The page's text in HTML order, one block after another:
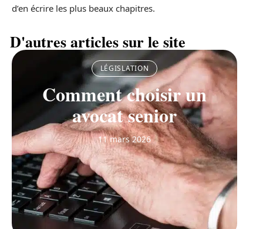
d’en écrire les plus beaux chapitres.
D'autres articles sur le site
LÉGISLATION
Comment choisir un
avocat senior
11 mars 2026